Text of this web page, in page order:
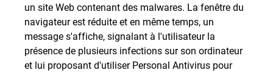
un site Web contenant des malwares. La fenêtre du
navigateur est réduite et en même temps, un
message s'affiche, signalant à l'utilisateur la
présence de plusieurs infections sur son ordinateur
et lui proposant d'utiliser Personal Antivirus pour